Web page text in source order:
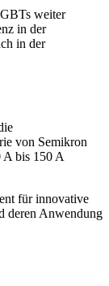
weiter
in der
in der
von Semikron
A bis 150 A
für innovative
deren Anwendung